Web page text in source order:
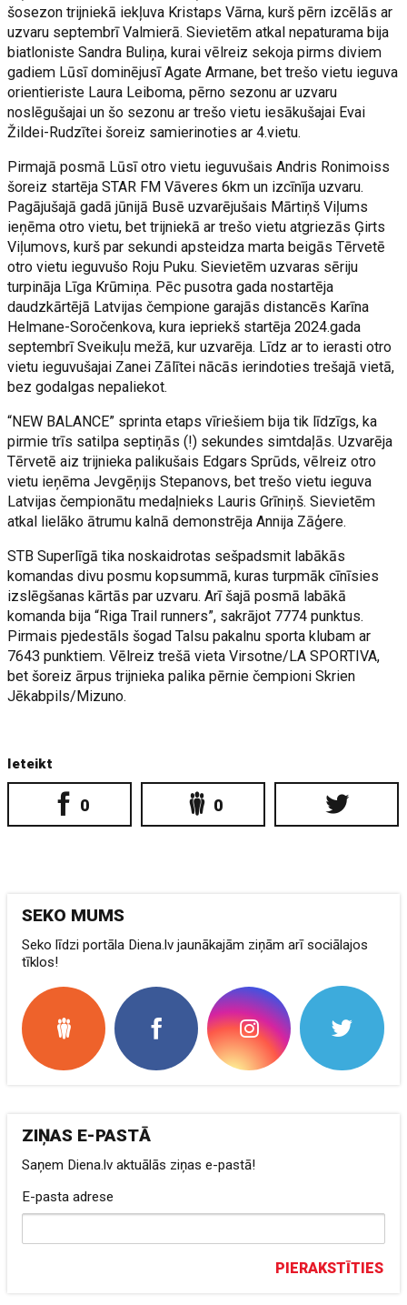
šosezon trijniekā iekļuva Kristaps Vārna, kurš pērn izcēlās ar
uzvaru septembrī Valmierā. Sievietēm atkal nepaturama bija
biatloniste Sandra Buliņa, kurai vēlreiz sekoja pirms diviem
gadiem Lūsī dominējusī Agate Armane, bet trešo vietu ieguva
orientieriste Laura Leiboma, pērno sezonu ar uzvaru
noslēgušajai un šo sezonu ar trešo vietu iesākušajai Evai
Žildei-Rudzītei šoreiz samierinoties ar 4.vietu.
Pirmajā posmā Lūsī otro vietu ieguvušais Andris Ronimoiss
šoreiz startēja STAR FM Vāveres 6km un izcīnīja uzvaru.
Pagājušajā gadā jūnijā Busē uzvarējušais Mārtiņš Viļums
ieņēma otro vietu, bet trijniekā ar trešo vietu atgriezās Ģirts
Viļumovs, kurš par sekundi apsteidza marta beigās Tērvetē
otro vietu ieguvušo Roju Puku. Sievietēm uzvaras sēriju
turpināja Līga Krūmiņa. Pēc pusotra gada nostartēja
daudzkārtējā Latvijas čempione garajās distancēs Karīna
Helmane-Soročenkova, kura iepriekš startēja 2024.gada
septembrī Sveikuļu mežā, kur uzvarēja. Līdz ar to ierasti otro
vietu ieguvušajai Zanei Zālītei nācās ierindoties trešajā vietā,
bez godalgas nepaliekot.
“NEW BALANCE” sprinta etaps vīriešiem bija tik līdzīgs, ka
pirmie trīs satilpa septiņās (!) sekundes simtdaļās. Uzvarēja
Tērvetē aiz trijnieka palikušais Edgars Sprūds, vēlreiz otro
vietu ieņēma Jevgēņijs Stepanovs, bet trešo vietu ieguva
Latvijas čempionātu medaļnieks Lauris Grīniņš. Sievietēm
atkal lielāko ātrumu kalnā demonstrēja Annija Zāģere.
STB Superlīgā tika noskaidrotas sešpadsmit labākās
komandas divu posmu kopsummā, kuras turpmāk cīnīsies
izslēgšanas kārtās par uzvaru. Arī šajā posmā labākā
komanda bija “Riga Trail runners”, sakrājot 7774 punktus.
Pirmais pjedestāls šogad Talsu pakalnu sporta klubam ar
7643 punktiem. Vēlreiz trešā vieta Virsotne/LA SPORTIVA,
bet šoreiz ārpus trijnieka palika pērnie čempioni Skrien
Jēkabpils/Mizuno.
Ieteikt
0 0
SEKO MUMS
Seko līdzi portāla Diena.lv jaunākajām ziņām arī sociālajos
tīklos!
ZIŅAS E-PASTĀ
Saņem Diena.lv aktuālās ziņas e-pastā!
E-pasta adrese
PIERAKSTĪTIES